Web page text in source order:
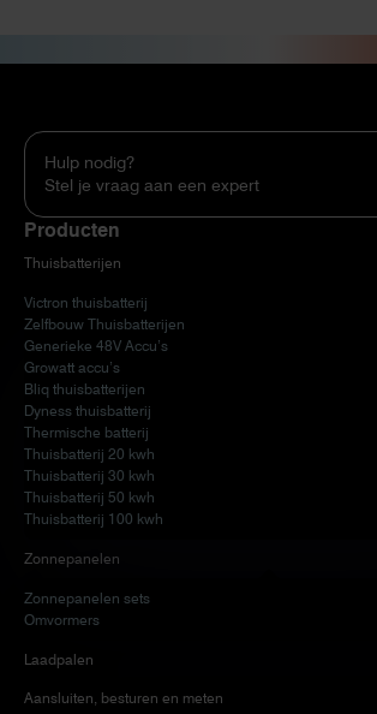
Hulp nodig?
Stel je vraag aan een expert
Producten
Thuisbatterijen
Victron thuisbatterij
Zelfbouw Thuisbatterijen
Generieke 48V Accu’s
Growatt accu’s
Bliq thuisbatterijen
Dyness thuisbatterij
Thermische batterij
Thuisbatterij 20 kwh
Thuisbatterij 30 kwh
Thuisbatterij 50 kwh
Thuisbatterij 100 kwh
Zonnepanelen
Zonnepanelen sets
Omvormers
Laadpalen
Aansluiten, besturen en meten